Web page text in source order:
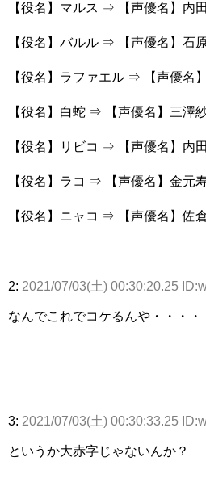
【役名】マルス ⇒ 【声優名】内
【役名】バルル ⇒ 【声優名】石
【役名】ラファエル ⇒ 【声優名
【役名】白蛇 ⇒ 【声優名】三澤
【役名】リビコ ⇒ 【声優名】内
【役名】ラコ ⇒ 【声優名】金元
【役名】ニャコ ⇒ 【声優名】佐
2: 2021/07/03(土) 00:30:20.25
なんでこれでコケるんや・・・・
3: 2021/07/03(土) 00:30:33.25
というか大赤字じゃないんか？